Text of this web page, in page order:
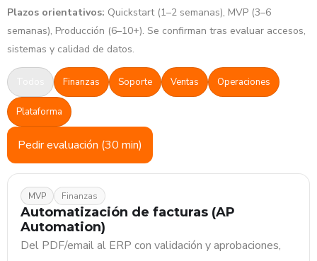
Plazos orientativos: Quickstart (1–2 semanas), MVP (3–6
semanas), Producción (6–10+). Se confirman tras evaluar accesos,
sistemas y calidad de datos.
Finanzas Soporte Ventas Operaciones
Plataforma
Pedir evaluación (30 min)
MVP Finanzas
Automatización de facturas (AP
Automation)
Del PDF/email al ERP con validación y aprobaciones,